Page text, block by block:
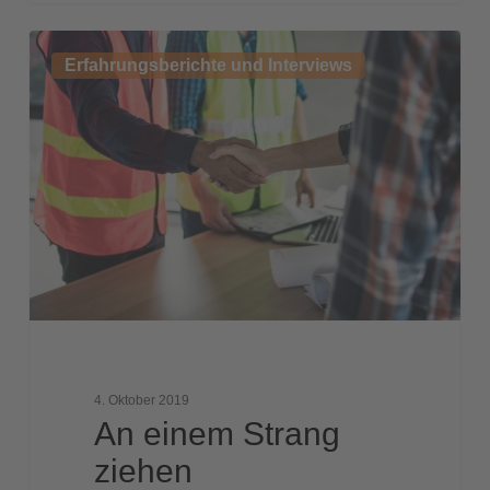
An
einem
Strang
ziehen
Erfahrungsberichte und Interviews
4. Oktober 2019
An einem Strang
ziehen